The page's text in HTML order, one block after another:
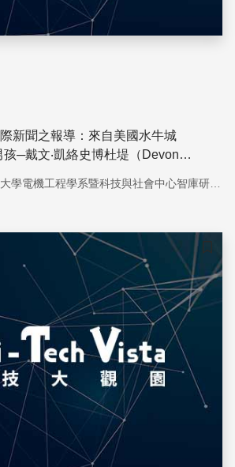
新聞之報導：來自美國水牛城
孩─戴文‧凱絡史博杜堤（Devon
齡小孩接觸可能會有致命危機，因此無
器人「VGo」代替戴文上學：透過VGo
底下的輪子，讓戴文在家就可以聆聽老
動，也可以和同學聊天，彷彿身在學校
儲存